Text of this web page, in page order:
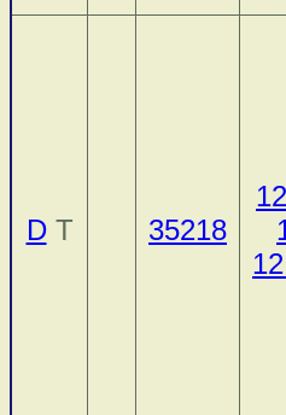
DT 35218